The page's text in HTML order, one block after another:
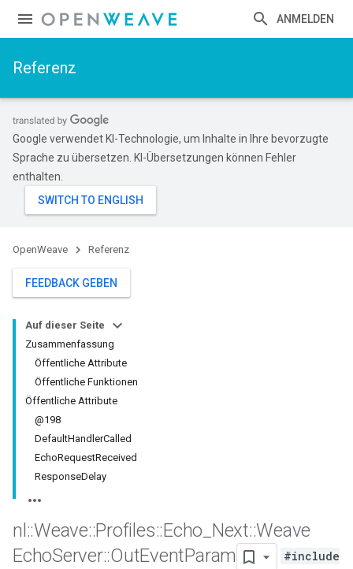
ANMELDEN
Referenz
Google verwendet KI-Technologie, um Inhalte in Ihre bevorzugte
Sprache zu übersetzen. KI-Übersetzungen können Fehler
enthalten.
OpenWeave Referenz
FEEDBACK GEBEN
Auf dieser Seite
Zusammenfassung
Öffentliche Attribute
Öffentliche Funktionen
Öffentliche Attribute
@198
DefaultHandlerCalled
EchoRequestReceived
ResponseDelay
nl ::Weave::Profiles::Echo Next::Weave
EchoServer::OutEventParam
#include